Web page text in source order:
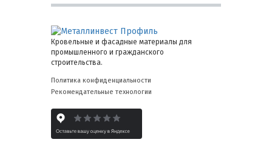
Кровельные и фасадные материалы для
промышленного и гражданского
строительства.
Политика конфиденциальности
Рекомендательные технологии